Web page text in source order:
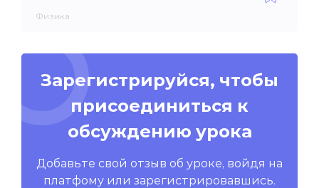
Физика
Зарегистрируйся, чтобы
присоединиться к
обсуждению урока
Добавьте свой отзыв об уроке, войдя на
платфому или зарегистрировавшись.